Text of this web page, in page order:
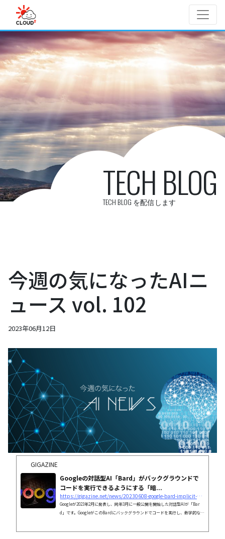
Skip to main content
TECH BLOG
TECH BLOG を配信します
今週の気になったAIニ
ュース vol. 102
2023年06月12日
GIGAZINE
Googleの対話型AI「Bard」がバックグラウンドで
コードを実行できるようにする「暗...
https://gigazine.net/news/20230608-google-bard-implicit-code-execution/
Googleが2023年2月に発表し、同年3月に一般公開を開始した対話型AIが「Bar
d」です。GoogleがこのBardにバックグラウンドでコードを実行し、数学的なタ